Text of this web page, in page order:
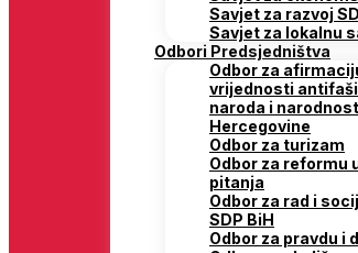
Savjet za razvoj
Savjet za lokalnu
Odbori Predsjedništva
Odbor za
vrijednosti
naroda i
Hercegovine
Odbor za turizam
Odbor za reformu
pitanja
Odbor za rad i
SDP BiH
Odbor za pravdu i